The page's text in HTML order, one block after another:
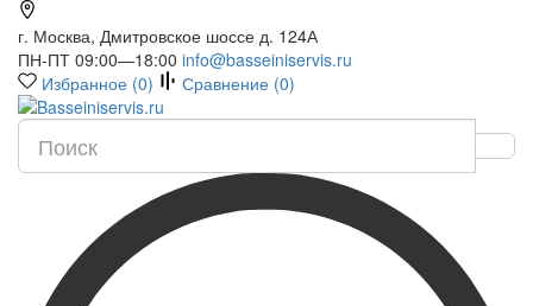
г. Москва, Дмитровское шоссе д. 124А
ПН-ПТ 09:00—18:00 info@basseiniservis.ru
Избранное (0) Сравнение (0)